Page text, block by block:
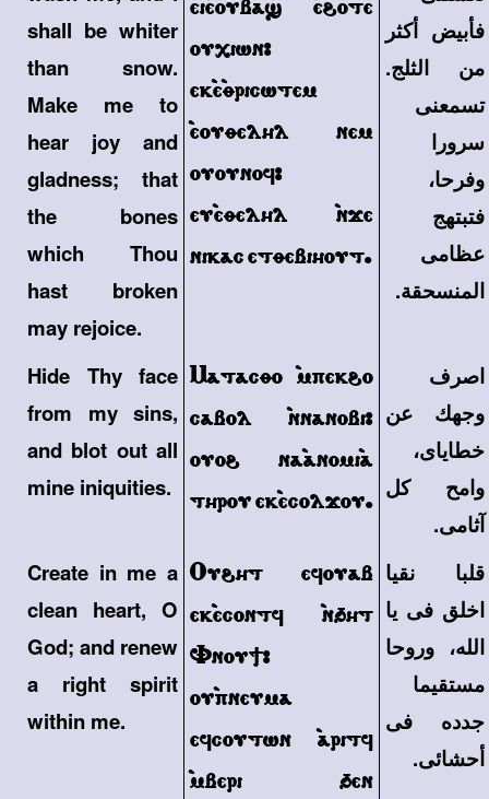
shall be whiter
than snow.
Make me to
hear joy and
gladness; that
the bones
which Thou
hast broken
may rejoice.
ei`eouba] `e\ote
ouxiwn>
ek`e`qricwtem
`eouqelhl nem
ouounof>
eu`eqelhl `nje
nikac etqebihout.
فأبيض أكثر
من الثلج.
تسمعنى
سرورا
وفرحا،
فتبتهج
عظامى
المنسحقة.
Hide Thy face
from my sins,
and blot out all
mine iniquities.
Matacqo `mpek\o
cabol `nnanobi>
ouo\ na`anomi`a
throu ek`ecoljou.
اصرف
وجهك عن
خطاياى،
وامح كل
آثامى.
Create in me a
clean heart, O
God; and renew
a right spirit
within me.
Ou\ht efouab
ek`econtf `n'ht
Vnou;>
ou`pneuma
efcoutwn `aritf
`mberi 'en
قلبا نقيا
اخلق فى يا
الله، وروحا
مستقيما
جدده فى
أحشائى.